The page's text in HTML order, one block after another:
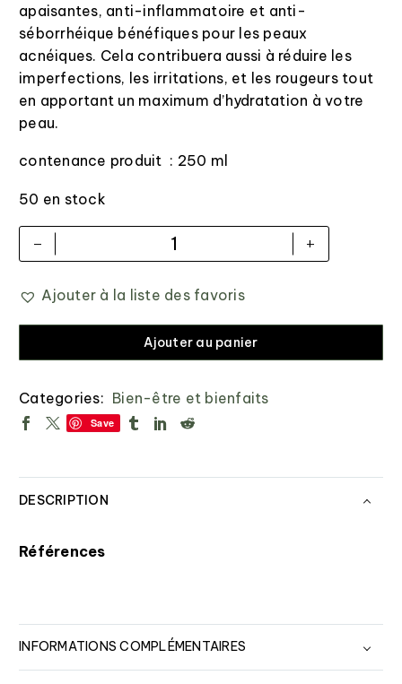
apaisantes, anti-inflammatoire et anti-
séborrhéique bénéfiques pour les peaux
acnéiques. Cela contribuera aussi à réduire les
imperfections, les irritations, et les rougeurs tout
en apportant un maximum d’hydratation à votre
peau.
contenance produit : 250 ml
50 en stock
- +
Ajouter au panier
Ajouter à la liste des favoris
Categories: Bien-être et bienfaits
Save
DESCRIPTION
Références
INFORMATIONS COMPLÉMENTAIRES